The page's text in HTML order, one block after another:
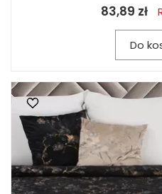
83,89 zł
Do